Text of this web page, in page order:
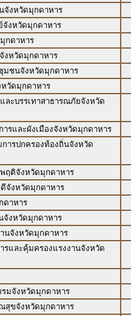
จังหวัดมุกดาหาร
จังหวัดมุกดาหาร
กดาหาร
งหวัดมุกดาหาร
มชนจังหวัดมุกดาหาร
หวัดมุกดาหาร
ละบรรเทาสาธารณภัยจังหวัด
ารและผังเมืองจังหวัดมุกดาหาร
การปกครองท้องถิ่นจังหวัด
ฤติจังหวัดมุกดาหาร
จังหวัดมุกดาหาร
ดาหาร
จังหวัดมุกดาหาร
นจังหวัดมุกดาหาร
รและคุ้มครองแรงงานจังหวัด
มจังหวัดมุกดาหาร
สุขจังหวัดมุกดาหาร